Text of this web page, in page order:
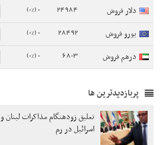
دلار فروش 24984
0 (0%)
یورو فروش 28492
0 (0%)
درهم فروش 6803
0 (0%)
پربازدیدترین ها
تعلیق زودهنگام مذاکرات لبنان و
اسرائیل در رم